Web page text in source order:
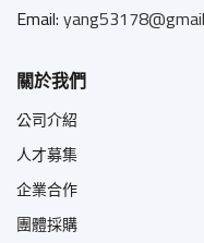
Email:
關於我們
公司介紹
人才募集
企業合作
團體採購